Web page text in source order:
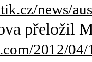
news/
přeložil
2012/